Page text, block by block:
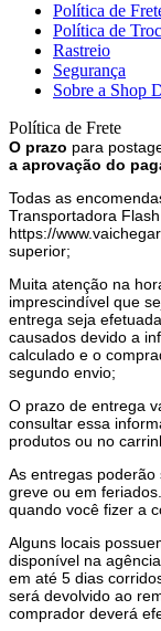
Política de
Política de
Rastreio
Segurança
Sobre a Shop
Política de Frete
O prazo para
a aprovação do
Todas as
Transportadora
https://
superior;
Muita atenção na
imprescindível que
entrega seja
causados devido a
calculado e o
segundo envio;
O prazo de entrega
consultar essa
produtos ou no
As entregas
greve ou em
quando você fizer a
Alguns locais
disponível na
em até 5 dias
será devolvido ao
comprador deverá